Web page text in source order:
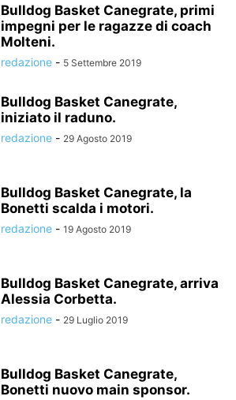
Bulldog Basket Canegrate, primi
impegni per le ragazze di coach
Molteni.
redazione - 5 Settembre 2019
Bulldog Basket Canegrate,
iniziato il raduno.
redazione - 29 Agosto 2019
Bulldog Basket Canegrate, la
Bonetti scalda i motori.
redazione - 19 Agosto 2019
Bulldog Basket Canegrate, arriva
Alessia Corbetta.
redazione - 29 Luglio 2019
Bulldog Basket Canegrate,
Bonetti nuovo main sponsor.